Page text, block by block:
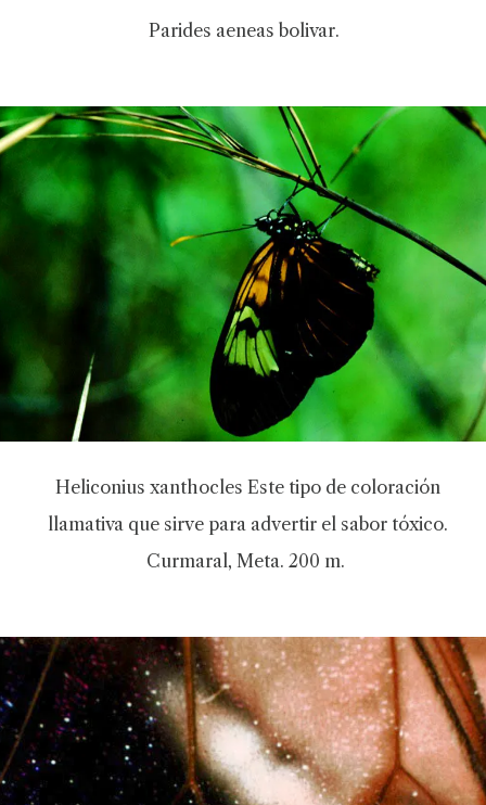
Parides aeneas bolivar.
Heliconius xanthocles Este tipo de coloración
llamativa que sirve para advertir el sabor tóxico.
Curmaral, Meta. 200 m.